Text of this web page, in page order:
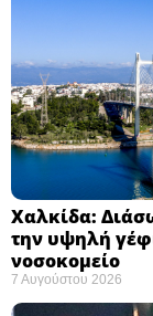
Χαλκίδα:
την υψηλή
νοσοκομείο ​
7 Αυγούστου 2026